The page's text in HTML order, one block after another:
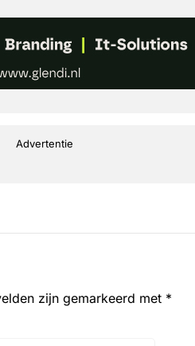
Advertentie
zijn gemarkeerd met *